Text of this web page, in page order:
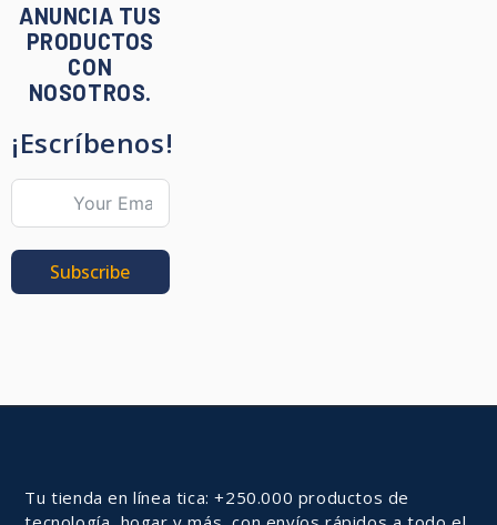
ANUNCIA TUS
PRODUCTOS
CON
NOSOTROS.
¡Escríbenos!
Subscribe
Tu tienda en línea tica: +250.000 productos de